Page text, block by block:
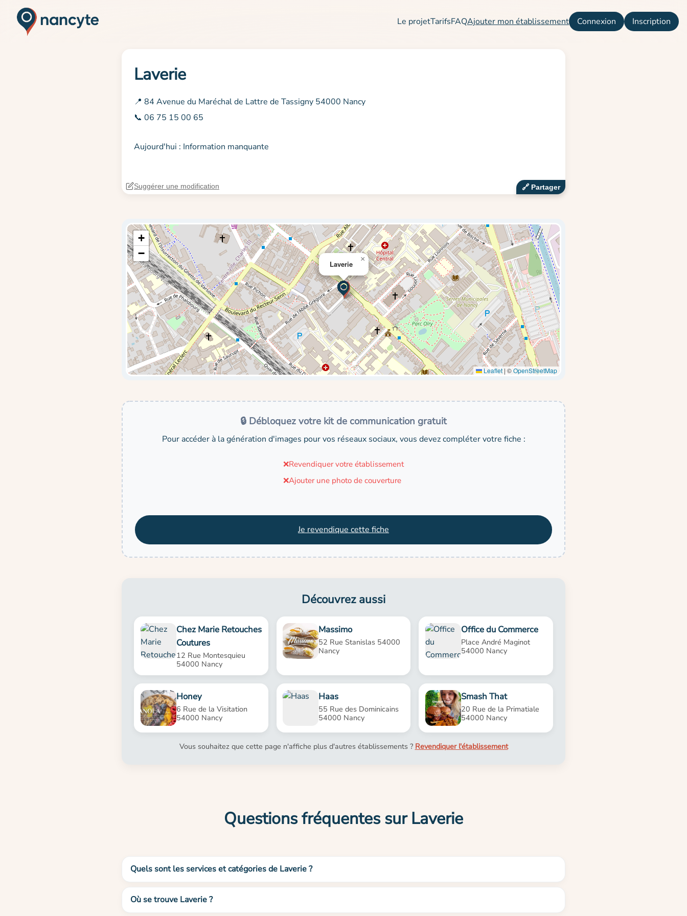
Le projetTarifsFAQAjouter mon établissement Connexion Inscription
Laverie
📍 84 Avenue du Maréchal de Lattre de Tassigny 54000 Nancy
📞 06 75 15 00 65
Aujourd'hui : Information manquante
🔗‍️ Partager
Suggérer une modification
Laverie
×
+
−
Leaflet | ©OpenStreetMap
🔒 Débloquez votre kit de communication gratuit
Pour accéder à la génération d'images pour vos réseaux sociaux, vous devez compléter votre fiche :
❌Revendiquer votre établissement
❌Ajouter une photo de couverture
Je revendique cette fiche
Découvrez aussi
Chez Marie Retouches
Coutures
12 Rue Montesquieu
54000 Nancy
Massimo
52 Rue Stanislas 54000
Nancy
Office du Commerce
Place André Maginot
54000 Nancy
Honey
6 Rue de la Visitation
54000 Nancy
Haas
55 Rue des Dominicains
54000 Nancy
Smash That
20 Rue de la Primatiale
54000 Nancy
Vous souhaitez que cette page n'affiche plus d'autres établissements ? Revendiquer l'établissement
Questions fréquentes sur Laverie
Quels sont les services et catégories de Laverie ?
Où se trouve Laverie ?